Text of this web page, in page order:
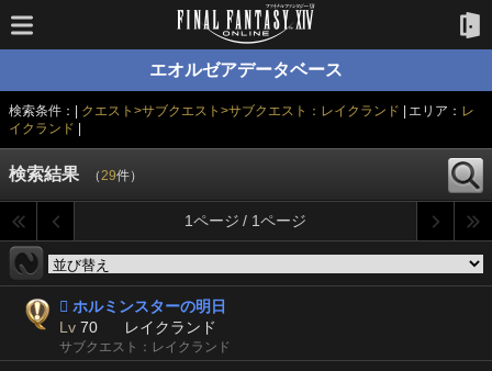
エオルゼアデータベース
検索条件：| クエスト>サブクエスト>サブクエスト：レイクランド | エリア： レ
イクランド
検索結果 （29件）
1ページ / 1ページ
 ホルミンスターの明日
Lv 70 レイクランド
サブクエスト：レイクランド